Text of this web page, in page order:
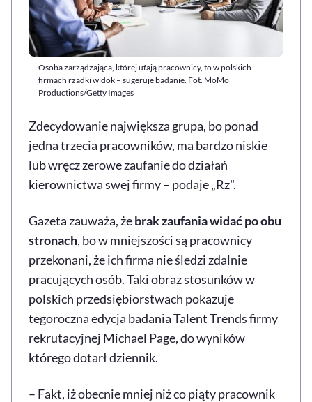
Osoba zarządzająca, której ufają pracownicy, to w polskich
firmach rzadki widok – sugeruje badanie. Fot. MoMo
Productions/Getty Images
Zdecydowanie największa grupa, bo ponad
jedna trzecia pracowników, ma bardzo niskie
lub wręcz zerowe zaufanie do działań
kierownictwa swej firmy – podaje „Rz".
Gazeta zauważa, żebrak zaufania widać po obu
stronach, bo w mniejszości są pracownicy
przekonani, że ich firma nie śledzi zdalnie
pracujących osób. Taki obraz stosunków w
polskich przedsiębiorstwach pokazuje
tegoroczna edycja badania Talent Trends firmy
rekrutacyjnej Michael Page, do wyników
którego dotarł dziennik.
– Fakt, iż obecnie mniej niż co piąty pracownik